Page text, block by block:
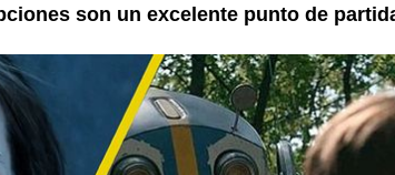
son un excelente punto de